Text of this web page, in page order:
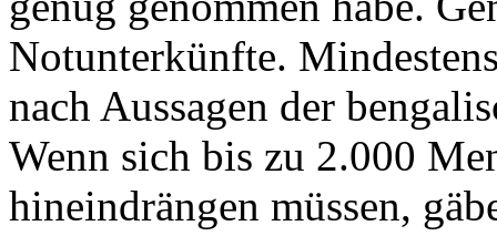
Notunterkünfte.
nach Aussagen der
Wenn sich bis zu 2.000
hineindrängen müssen,